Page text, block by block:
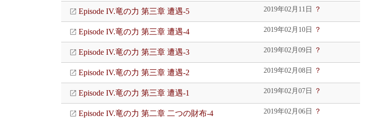
Episode IV.竜の力 第三章 遭遇-5 2019年02月11日 ？
Episode IV.竜の力 第三章 遭遇-4 2019年02月10日 ？
Episode IV.竜の力 第三章 遭遇-3 2019年02月09日 ？
Episode IV.竜の力 第三章 遭遇-2 2019年02月08日 ？
Episode IV.竜の力 第三章 遭遇-1 2019年02月07日 ？
Episode IV.竜の力 第二章 二つの財布-4 2019年02月06日 ？